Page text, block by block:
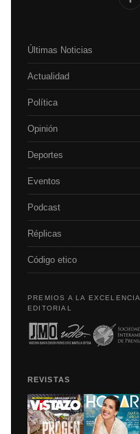
Últimas Noticias
Actualidad
Política
Opinión
Deportes
Eventos
Podcast
Réplicas
Código etico
PREMIOS A LA
EDITORIAL
REVISTAS